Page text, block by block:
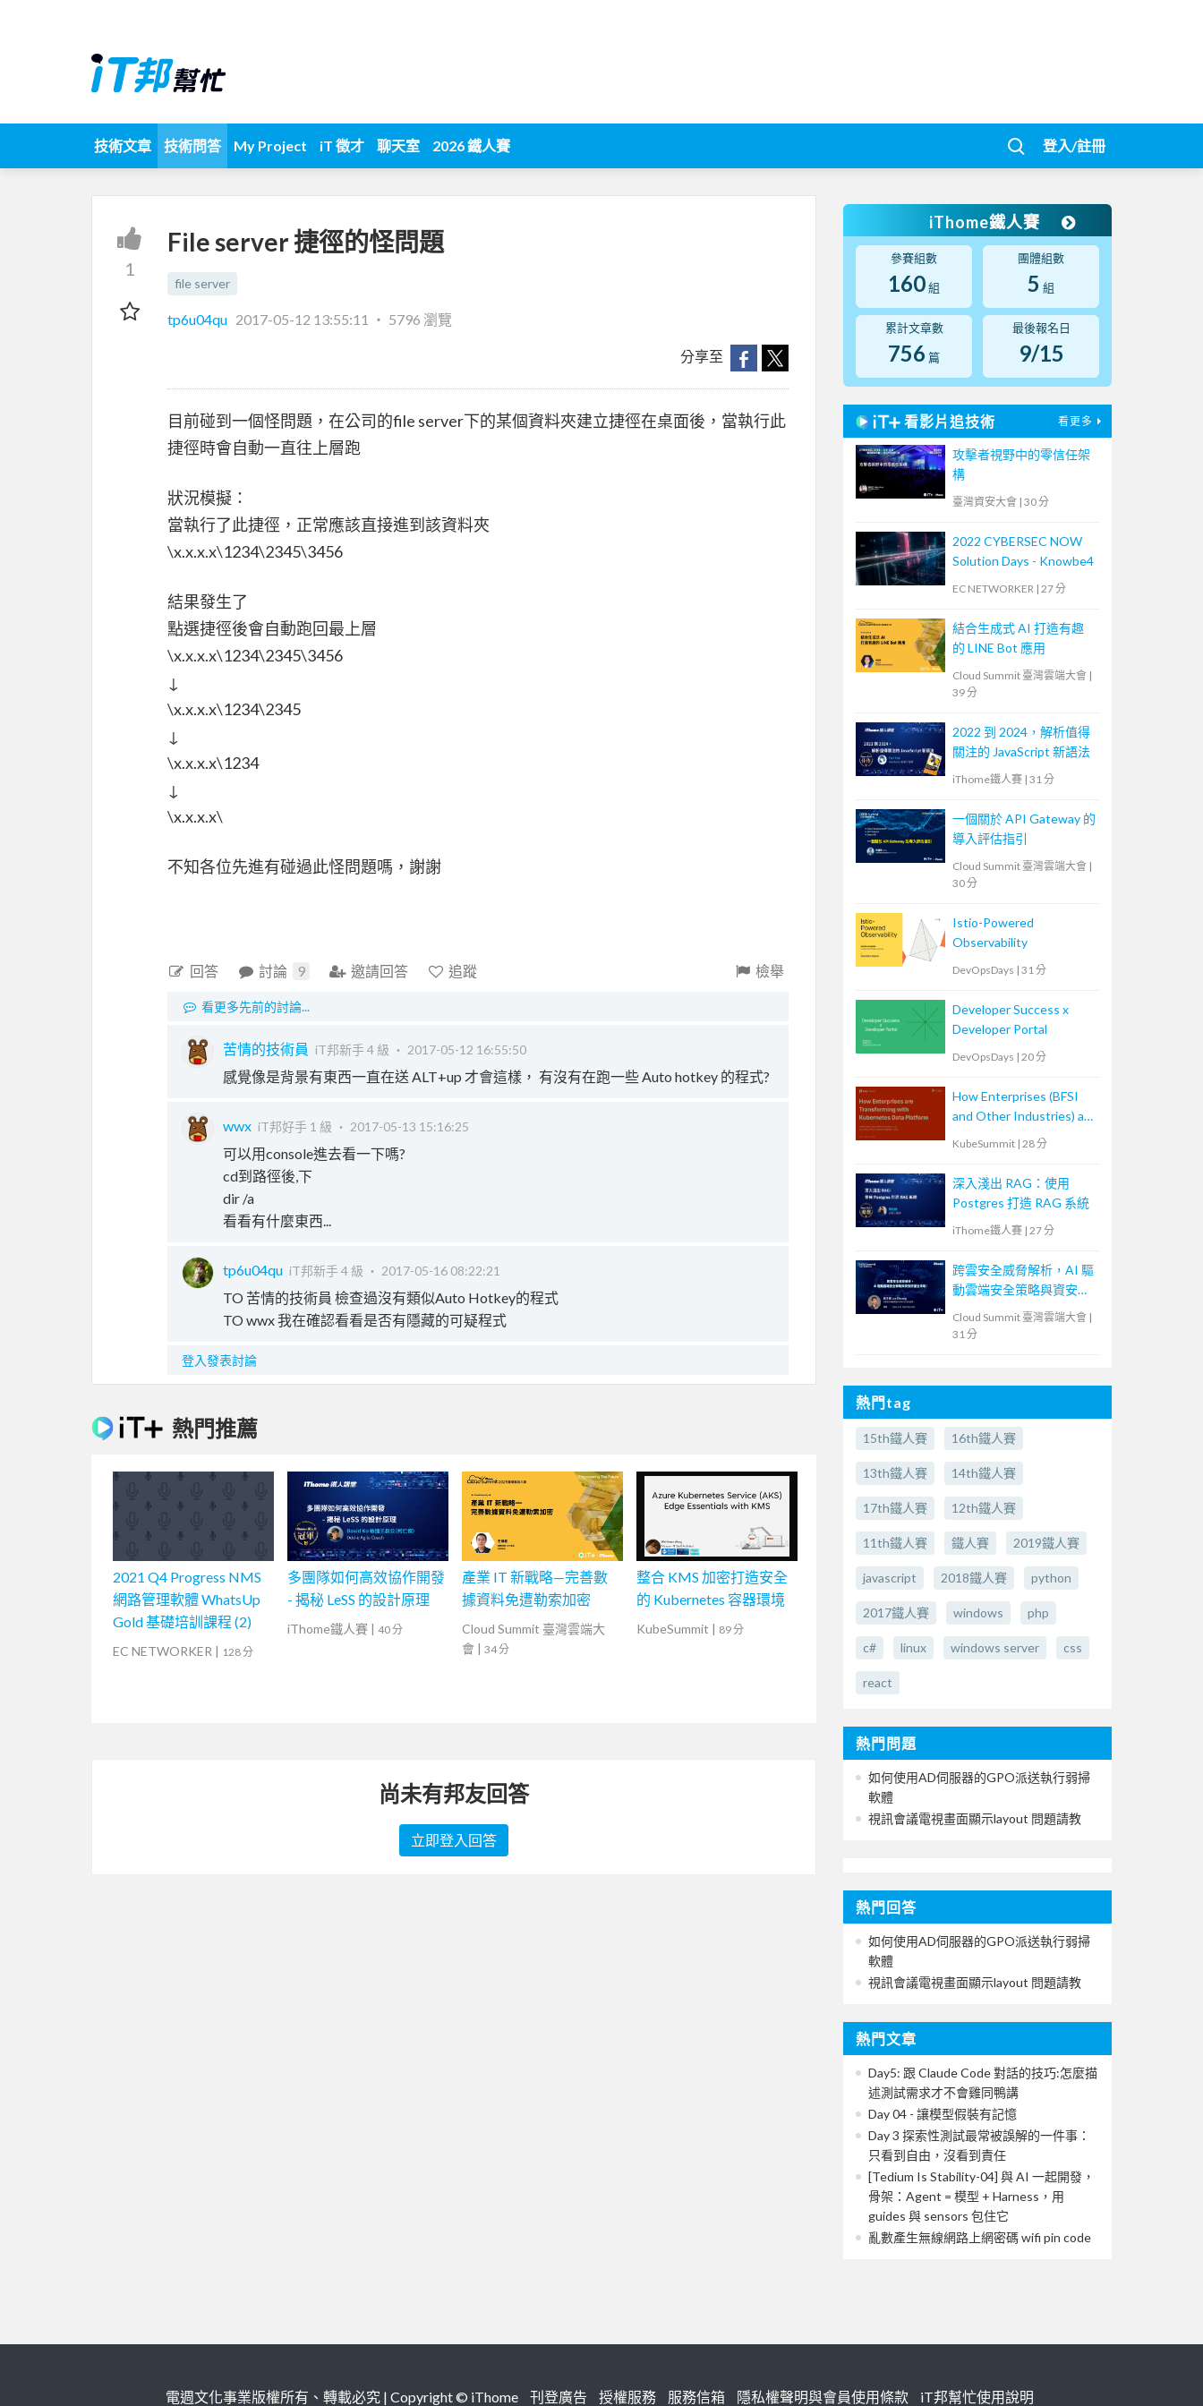
技術文章 技術問答 My Project iT 徵才 聊天室 2026 鐵人賽 登入/註冊
1
File server 捷徑的怪問題
file server
tp6u04qu 2017-05-12 13:55:11 ‧ 5796 瀏覽
分享至
目前碰到一個怪問題，在公司的file server下的某個資料夾建立捷徑在桌面後，當執行此
捷徑時會自動一直往上層跑
狀況模擬：
當執行了此捷徑，正常應該直接進到該資料夾
\x.x.x.x\1234\2345\3456
結果發生了
點選捷徑後會自動跑回最上層
\x.x.x.x\1234\2345\3456
↓
\x.x.x.x\1234\2345
↓
\x.x.x.x\1234
↓
\x.x.x.x\
不知各位先進有碰過此怪問題嗎，謝謝
回答 討論 9 邀請回答 追蹤 檢舉
看更多先前的討論...
苦情的技術員 iT邦新手 4 級 ‧ 2017-05-12 16:55:50
感覺像是背景有東西一直在送 ALT+up 才會這樣， 有沒有在跑一些 Auto hotkey 的程式?
wwx iT邦好手 1 級 ‧ 2017-05-13 15:16:25
可以用console進去看一下嗎?
cd到路徑後,下
dir /a
看看有什麼東西...
tp6u04qu iT邦新手 4 級 ‧ 2017-05-16 08:22:21
TO 苦情的技術員 檢查過沒有類似Auto Hotkey的程式
TO wwx 我在確認看看是否有隱藏的可疑程式
登入發表討論
熱門推薦
2021 Q4 Progress NMS
網路管理軟體 WhatsUp
Gold 基礎培訓課程 (2)
EC NETWORKER | 128 分
多團隊如何高效協作開發
- 揭秘 LeSS 的設計原理
iThome鐵人賽 | 40 分
產業 IT 新戰略—完善數
據資料免遭勒索加密
Cloud Summit 臺灣雲端大
會 | 34 分
整合 KMS 加密打造安全
的 Kubernetes 容器環境
KubeSummit | 89 分
尚未有邦友回答
立即登入回答
iThome鐵人賽
參賽組數
160組
團體組數
5 組
累計文章數
756 篇
最後報名日
9/15
看影片追技術 看更多
攻擊者視野中的零信任架
構
臺灣資安大會 | 30 分
2022 CYBERSEC NOW
Solution Days - Knowbe4
EC NETWORKER | 27 分
結合生成式 AI 打造有趣
的 LINE Bot 應用
Cloud Summit 臺灣雲端大會 |
39 分
2022 到 2024，解析值得
關注的 JavaScript 新語法
iThome鐵人賽 | 31 分
一個關於 API Gateway 的
導入評估指引
Cloud Summit 臺灣雲端大會 |
30 分
Istio-Powered
Observability
DevOpsDays | 31 分
Developer Success x
Developer Portal
DevOpsDays | 20 分
How Enterprises (BFSI
and Other Industries) are
Transforming with
Platforms
KubeSummit | 28 分
深入淺出 RAG：使用
Postgres 打造 RAG 系統
iThome鐵人賽 | 27 分
跨雲安全威脅解析，AI 驅
動雲端安全策略與資安防
Cloud Summit 臺灣雲端大會 |
31 分
熱門tag
15th鐵人賽 16th鐵人賽
13th鐵人賽 14th鐵人賽
17th鐵人賽 12th鐵人賽
11th鐵人賽 鐵人賽 2019鐵人賽
javascript 2018鐵人賽 python
2017鐵人賽 windows php
c# linux windows server css
react
熱門問題
如何使用AD伺服器的GPO派送執行弱掃
軟體
視訊會議電視畫面顯示layout 問題請教
熱門回答
如何使用AD伺服器的GPO派送執行弱掃
軟體
視訊會議電視畫面顯示layout 問題請教
熱門文章
Day5: 跟 Claude Code 對話的技巧:怎麼描
述測試需求才不會雞同鴨講
Day 04 - 讓模型假裝有記憶
Day 3 探索性測試最常被誤解的一件事：
只看到自由，沒看到責任
[Tedium Is Stability-04] 與 AI 一起開發，
骨架：Agent = 模型 + Harness，用
guides 與 sensors 包住它
亂數產生無線網路上網密碼 wifi pin code
電週文化事業版權所有、轉載必究 | Copyright © iThome 刊登廣告 授權服務 服務信箱 隱私權聲明與會員使用條款 iT邦幫忙使用說明